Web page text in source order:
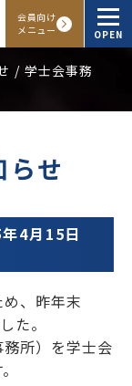
会員向け
メニュー
OPEN
い合わせ
学士会事務
せ
4月15日
、昨年末
た。
所）を学士会